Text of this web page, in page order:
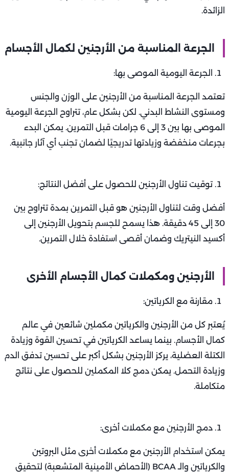
الزائدة.
الجرعة المناسبة من الأرجنين لكمال الأجسام
الجرعة اليومية الموصى بها:
تعتمد الجرعة المناسبة من الأرجنين على الوزن والجنس
ومستوى النشاط البدني. لكن بشكل عام، تتراوح الجرعة اليومية
الموصى بها بين 3 إلى 6 جرامات قبل التمرين. يمكن البدء
بجرعات منخفضة وزيادتها تدريجيًا لضمان تجنب أي آثار جانبية.
توقيت تناول الأرجنين للحصول على أفضل النتائج:
أفضل وقت لتناول الأرجنين هو قبل التمرين بمدة تتراوح بين
30 إلى 45 دقيقة. هذا يسمح للجسم بتحويل الأرجنين إلى
أكسيد النيتريك وضمان أقصى استفادة خلال التمرين.
الأرجنين ومكملات كمال الأجسام الأخرى
مقارنة مع الكرياتين:
يُعتبر كل من الأرجنين والكرياتين مكملين شائعين في عالم
كمال الأجسام. بينما يساعد الكرياتين في تحسين القوة وزيادة
الكتلة العضلية، يركز الأرجنين بشكل أكبر على تحسين تدفق الدم
وزيادة التحمل. يمكن دمج كلا المكملين للحصول على نتائج
متكاملة.
دمج الأرجنين مع مكملات أخرى:
يمكن استخدام الأرجنين مع مكملات أخرى مثل البروتين
والكرياتين والـ BCAA (الأحماض الأمينية المتشعبة) لتحقيق